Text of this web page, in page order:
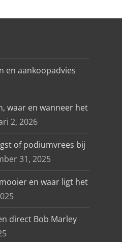
en aankoopadvies
waar en wanneer het
2, 2026
of podiumvrees bij
31, 2025
en waar ligt het
direct Bob Marley